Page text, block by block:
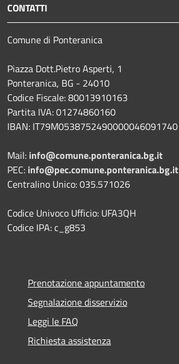
CONTATTI
Comune di Ponteranica
Piazza Dott.Pietro Asperti, 1
Ponteranica, BG - 24010
Codice Fiscale: 80013910163
Partita IVA: 01274860160
IBAN: IT79M0538752490000046091740
Mail: info@comune.ponteranica.bg.it
PEC: info@pec.comune.ponteranica.bg.it
Centralino Unico: 035.571026
Codice Univoco Ufficio: UFA3QH
Codice IPA: c_g853
Prenotazione appuntamento
Segnalazione disservizio
Leggi le FAQ
Richiesta assistenza